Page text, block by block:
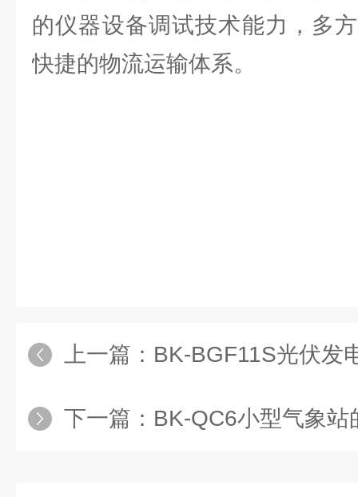
的仪器设备调试技术能力，多
快捷的物流运输体系。
上一篇： BK-BGF11S光伏发
下一篇： BK-QC6小型气象站